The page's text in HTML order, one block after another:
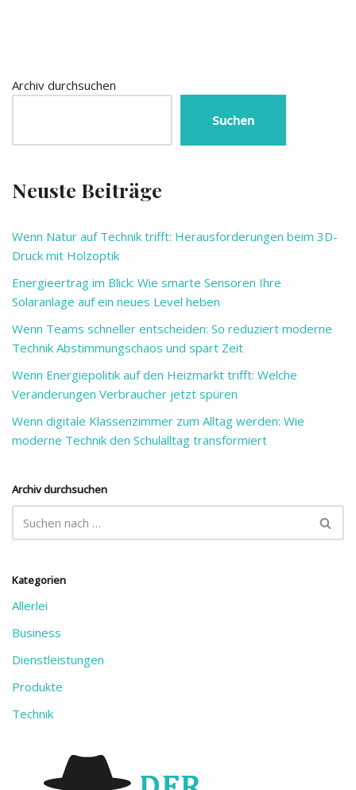
Archiv durchsuchen
Suchen
Neuste Beiträge
Wenn Natur auf Technik trifft: Herausforderungen beim 3D-
Druck mit Holzoptik
Energieertrag im Blick: Wie smarte Sensoren Ihre
Solaranlage auf ein neues Level heben
Wenn Teams schneller entscheiden: So reduziert moderne
Technik Abstimmungschaos und spart Zeit
Wenn Energiepolitik auf den Heizmarkt trifft: Welche
Veränderungen Verbraucher jetzt spüren
Wenn digitale Klassenzimmer zum Alltag werden: Wie
moderne Technik den Schulalltag transformiert
Archiv durchsuchen
Kategorien
Allerlei
Business
Dienstleistungen
Produkte
Technik